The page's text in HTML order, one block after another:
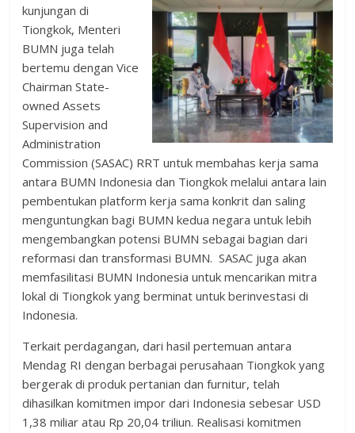
kunjungan di
Tiongkok, Menteri
BUMN juga telah
bertemu dengan Vice
Chairman State-
owned Assets
Supervision and
Administration
Commission (SASAC) RRT untuk membahas kerja sama
antara BUMN Indonesia dan Tiongkok melalui antara lain
pembentukan platform kerja sama konkrit dan saling
menguntungkan bagi BUMN kedua negara untuk lebih
mengembangkan potensi BUMN sebagai bagian dari
reformasi dan transformasi BUMN. SASAC juga akan
memfasilitasi BUMN Indonesia untuk mencarikan mitra
lokal di Tiongkok yang berminat untuk berinvestasi di
Indonesia.
Terkait perdagangan, dari hasil pertemuan antara
Mendag RI dengan berbagai perusahaan Tiongkok yang
bergerak di produk pertanian dan furnitur, telah
dihasilkan komitmen impor dari Indonesia sebesar USD
1,38 miliar atau Rp 20,04 triliun. Realisasi komitmen